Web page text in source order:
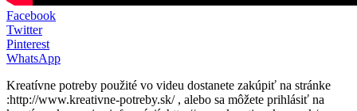
Facebook
Twitter
Pinterest
WhatsApp
Kreatívne potreby použité vo videu dostanete zakúpiť na stránke
:http://www.kreativne-potreby.sk/ , alebo sa môžete prihlásiť na